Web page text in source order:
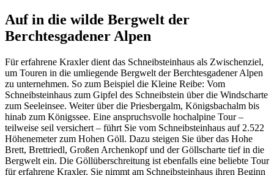
Auf in die wilde Bergwelt der
Berchtesgadener Alpen
Für erfahrene Kraxler dient das Schneibsteinhaus als Zwischenziel,
um Touren in die umliegende Bergwelt der Berchtesgadener Alpen
zu unternehmen. So zum Beispiel die Kleine Reibe: Vom
Schneibsteinhaus zum Gipfel des Schneibstein über die Windscharte
zum Seeleinsee. Weiter über die Priesbergalm, Königsbachalm bis
hinab zum Königssee. Eine anspruchsvolle hochalpine Tour –
teilweise seil versichert – führt Sie vom Schneibsteinhaus auf 2.522
Höhenemeter zum Hohen Göll. Dazu steigen Sie über das Hohe
Brett, Brettriedl, Großen Archenkopf und der Göllscharte tief in die
Bergwelt ein. Die Göllüberschreitung ist ebenfalls eine beliebte Tour
für erfahrene Kraxler. Sie nimmt am Schneibsteinhaus ihren Beginn